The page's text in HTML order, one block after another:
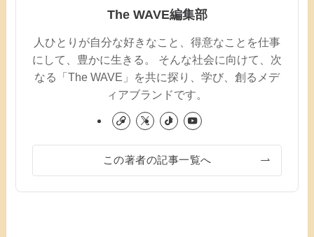
The WAVE編集部
人ひとりが自分な好きなこと、得意なことを仕事
にして、豊かに生きる。 そんな社会に向けて、次
なる「The WAVE」を共に探り、学び、創るメデ
ィアブランドです。
この著者の記事一覧へ